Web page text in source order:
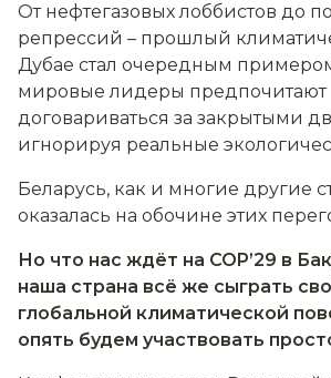
От нефтегазовых лоббистов до
репрессий – прошлый
Дубае стал очередным примером
мировые лидеры предпочитают
договариваться за закрытыми
игнорируя реальные
Беларусь, как и многие другие
оказалась на обочине этих
Но что нас ждёт на COP’29 в
наша страна всё же сыграть
глобальной климатической
опять будем участвовать